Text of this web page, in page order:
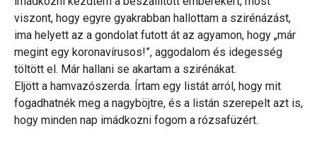
viszont, hogy egyre gyakrabban hallottam a szirénázást,
ima helyett az a gondolat futott át az agyamon, hogy „már
megint egy koronavírusos!”, aggodalom és idegesség
töltött el. Már hallani se akartam a szirénákat.
Eljött a hamvazószerda. Írtam egy listát arról, hogy mit
fogadhatnék meg a nagyböjtre, és a listán szerepelt azt is,
hogy minden nap imádkozni fogom a rózsafüzért.